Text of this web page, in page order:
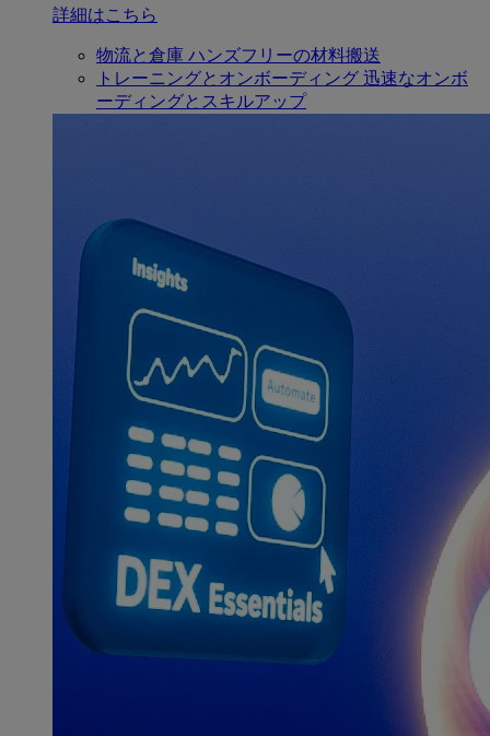
詳細はこちら
物流と倉庫 ハンズフリーの材料搬送
トレーニングとオンボーディング 迅速なオンボ
ーディングとスキルアップ